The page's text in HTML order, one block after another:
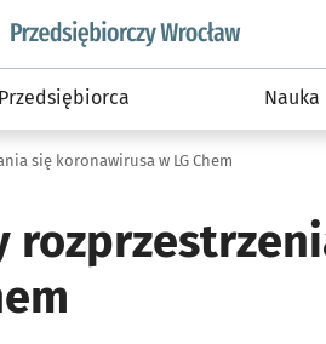
wroclaw.pl podserwis:
Przedsiębiorca Nauka
się koronawirusa w LG Chem